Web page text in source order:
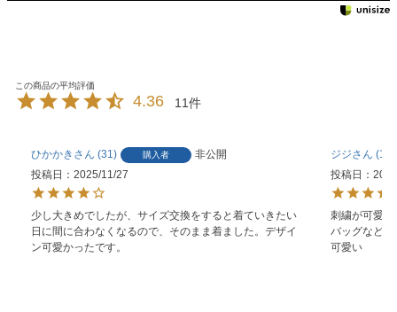
4.36 11
ひかかき 31 購入者
非公開
投稿日
2025/11/27
少し大きめでしたが、サイズ交換をすると着ていきたい
日に間に合わなくなるので、そのまま着ました。デザイ
ジジ
1
投稿日
刺繍が可愛く
バッグなど
可愛い